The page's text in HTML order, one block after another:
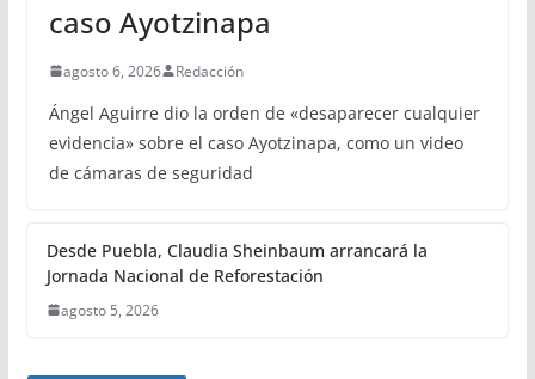
caso Ayotzinapa
agosto 6, 2026 Redacción
Ángel Aguirre dio la orden de «desaparecer cualquier
evidencia» sobre el caso Ayotzinapa, como un video
de cámaras de seguridad
Desde Puebla, Claudia Sheinbaum arrancará la
Jornada Nacional de Reforestación
agosto 5, 2026